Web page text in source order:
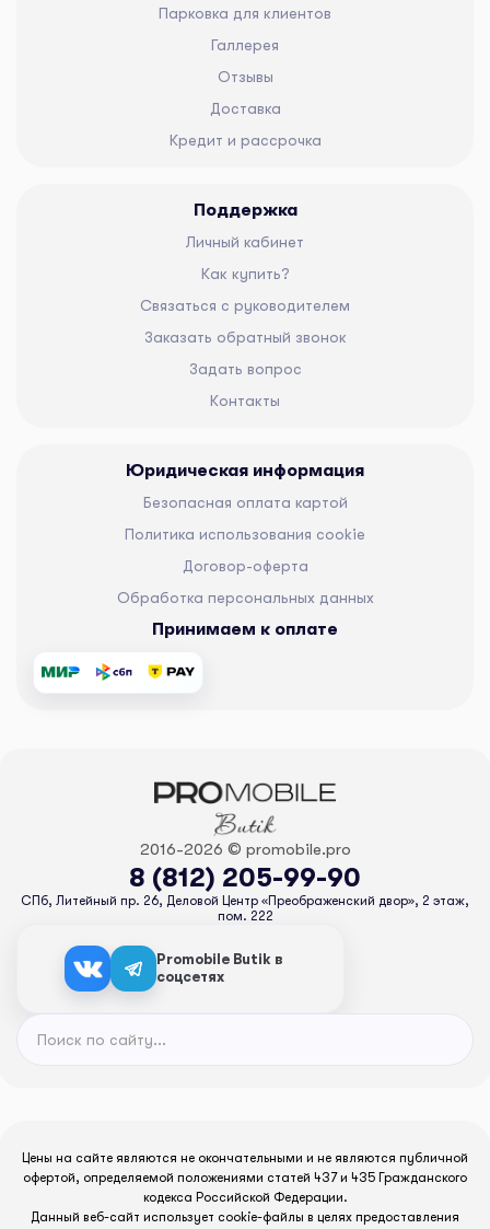
Парковка для клиентов
Галлерея
Отзывы
Доставка
Кредит и рассрочка
Поддержка
Личный кабинет
Как купить?
Связаться с руководителем
Заказать обратный звонок
Задать вопрос
Контакты
Юридическая информация
Безопасная оплата картой
Политика использования cookie
Договор-оферта
Обработка персональных данных
Принимаем к оплате
2016-2026 © promobile.pro
8 (812) 205-99-90
СПб, Литейный пр. 26, Деловой Центр «Преображенский двор», 2 этаж,
пом. 222
Promobile Butik в
соцсетях
Цены на сайте являются не окончательными и не являются публичной
офертой, определяемой положениями статей 437 и 435 Гражданского
кодекса Российской Федерации.
Данный веб-сайт использует cookie-файлы в целях предоставления